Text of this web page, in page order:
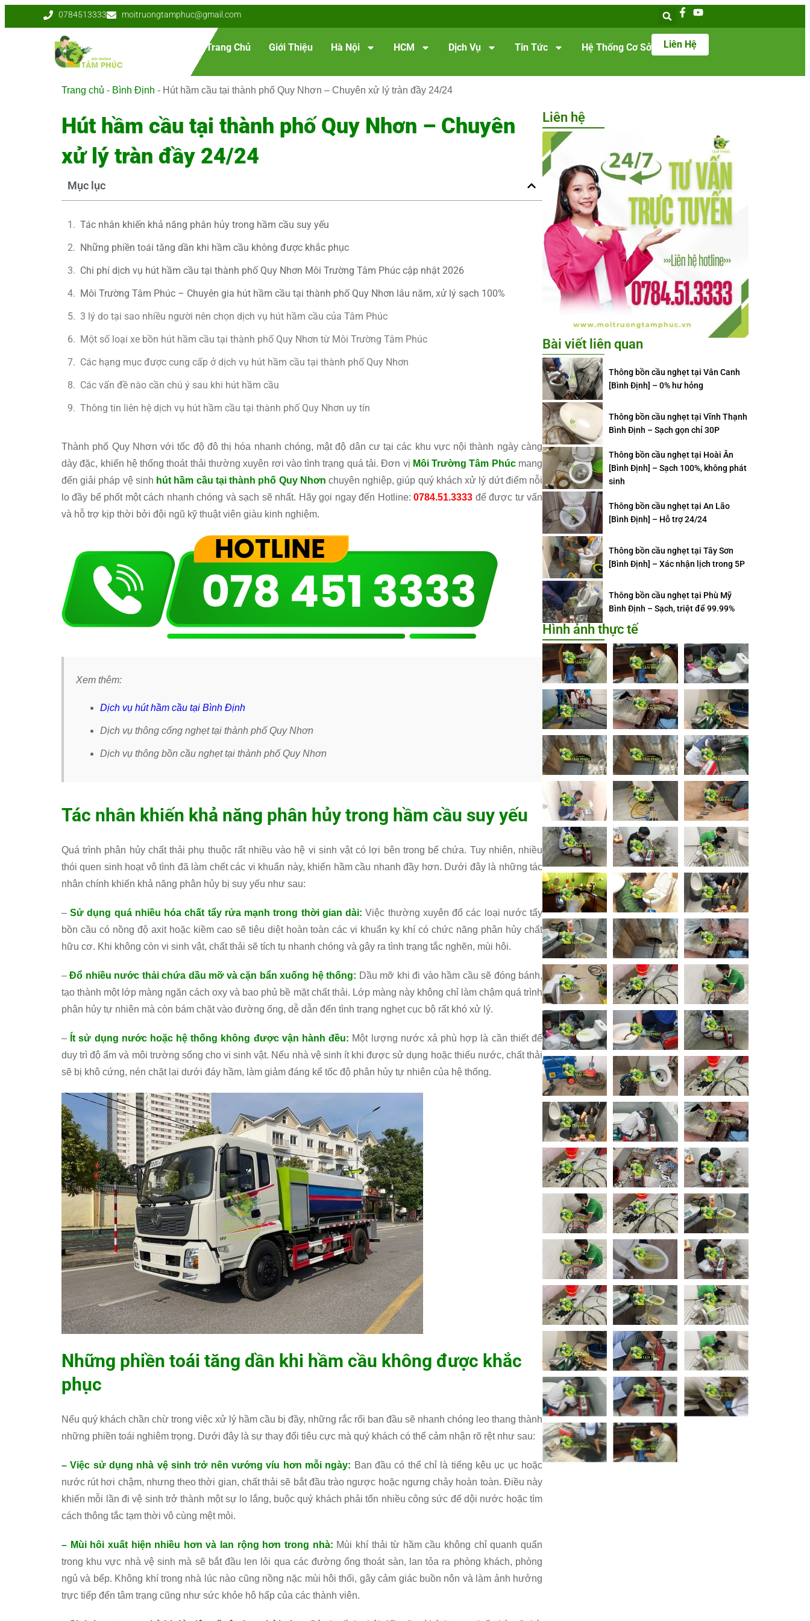
0784513333 moitruongtamphuc@gmail.com
Trang Chủ Giới Thiệu Hà Nội HCM Dịch Vụ Tin Tức Hệ Thống Cơ Sở Liên Hệ
Trang chủ - Bình Định - Hút hầm cầu tại thành phố Quy Nhơn – Chuyên xử lý tràn đầy 24/24
Hút hầm cầu tại thành phố Quy Nhơn – Chuyên
xử lý tràn đầy 24/24
Mục lục
Tác nhân khiến khả năng phân hủy trong hầm cầu suy yếu
Những phiền toái tăng dần khi hầm cầu không được khắc phục
Chi phí dịch vụ hút hầm cầu tại thành phố Quy Nhơn Môi Trường Tâm Phúc cập nhật 2026
Môi Trường Tâm Phúc – Chuyên gia hút hầm cầu tại thành phố Quy Nhơn lâu năm, xử lý sạch 100%
3 lý do tại sao nhiều người nên chọn dịch vụ hút hầm cầu của Tâm Phúc
Một số loại xe bồn hút hầm cầu tại thành phố Quy Nhơn từ Môi Trường Tâm Phúc
Các hạng mục được cung cấp ở dịch vụ hút hầm cầu tại thành phố Quy Nhơn
Các vấn đề nào cần chú ý sau khi hút hầm cầu
Thông tin liên hệ dịch vụ hút hầm cầu tại thành phố Quy Nhơn uy tín
Thành phố Quy Nhơn với tốc độ đô thị hóa nhanh chóng, mật độ dân cư tại các khu vực nội thành ngày càng
dày đặc, khiến hệ thống thoát thải thường xuyên rơi vào tình trạng quá tải. Đơn vị Môi Trường Tâm Phúcmang
đến giải pháp vệ sinh hút hầm cầu tại thành phố Quy Nhơn chuyên nghiệp, giúp quý khách xử lý dứt điểm nỗi
lo đầy bể phốt một cách nhanh chóng và sạch sẽ nhất. Hãy gọi ngay đến Hotline:0784.51.3333 để được tư vấn
và hỗ trợ kịp thời bởi đội ngũ kỹ thuật viên giàu kinh nghiệm.
Xem thêm:
Dịch vụ hút hầm cầu tại Bình Định
Dịch vụ thông cống nghẹt tại thành phố Quy Nhơn
Dịch vụ thông bồn cầu nghẹt tại thành phố Quy Nhơn
Tác nhân khiến khả năng phân hủy trong hầm cầu suy yếu
Quá trình phân hủy chất thải phụ thuộc rất nhiều vào hệ vi sinh vật có lợi bên trong bể chứa. Tuy nhiên, nhiều
thói quen sinh hoạt vô tình đã làm chết các vi khuẩn này, khiến hầm cầu nhanh đầy hơn. Dưới đây là những tác
nhân chính khiến khả năng phân hủy bị suy yếu như sau:
–Sử dụng quá nhiều hóa chất tẩy rửa mạnh trong thời gian dài: Việc thường xuyên đổ các loại nước tẩy
bồn cầu có nồng độ axit hoặc kiềm cao sẽ tiêu diệt hoàn toàn các vi khuẩn kỵ khí có chức năng phân hủy chất
hữu cơ. Khi không còn vi sinh vật, chất thải sẽ tích tụ nhanh chóng và gây ra tình trạng tắc nghẽn, mùi hôi.
–Đổ nhiều nước thải chứa dầu mỡ và cặn bẩn xuống hệ thống: Dầu mỡ khi đi vào hầm cầu sẽ đóng bánh,
tạo thành một lớp màng ngăn cách oxy và bao phủ bề mặt chất thải. Lớp màng này không chỉ làm chậm quá trình
phân hủy tự nhiên mà còn bám chặt vào đường ống, dễ dẫn đến tình trạng nghẹt cục bộ rất khó xử lý.
– Ít sử dụng nước hoặc hệ thống không được vận hành đều: Một lượng nước xả phù hợp là cần thiết để
duy trì độ ẩm và môi trường sống cho vi sinh vật. Nếu nhà vệ sinh ít khi được sử dụng hoặc thiếu nước, chất thải
sẽ bị khô cứng, nén chặt lại dưới đáy hầm, làm giảm đáng kể tốc độ phân hủy tự nhiên của hệ thống.
Những phiền toái tăng dần khi hầm cầu không được khắc
phục
Nếu quý khách chần chừ trong việc xử lý hầm cầu bị đầy, những rắc rối ban đầu sẽ nhanh chóng leo thang thành
những phiền toái nghiêm trọng. Dưới đây là sự thay đổi tiêu cực mà quý khách có thể cảm nhận rõ rệt như sau:
– Việc sử dụng nhà vệ sinh trở nên vướng víu hơn mỗi ngày: Ban đầu có thể chỉ là tiếng kêu ục ục hoặc
nước rút hơi chậm, nhưng theo thời gian, chất thải sẽ bắt đầu trào ngược hoặc ngưng chảy hoàn toàn. Điều này
khiến mỗi lần đi vệ sinh trở thành một sự lo lắng, buộc quý khách phải tốn nhiều công sức để dội nước hoặc tìm
cách thông tắc tạm thời vô cùng mệt mỏi.
– Mùi hôi xuất hiện nhiều hơn và lan rộng hơn trong nhà: Mùi khí thải từ hầm cầu không chỉ quanh quẩn
trong khu vực nhà vệ sinh mà sẽ bắt đầu len lỏi qua các đường ống thoát sàn, lan tỏa ra phòng khách, phòng
ngủ và bếp. Không khí trong nhà lúc nào cũng nồng nặc mùi hôi thối, gây cảm giác buồn nôn và làm ảnh hưởng
trực tiếp đến tâm trạng cũng như sức khỏe hô hấp của các thành viên.
Liên hệ
Bài viết liên quan
Thông bồn cầu nghẹt tại Vân Canh
[Bình Định] – 0% hư hỏng
Thông bồn cầu nghẹt tại Vĩnh Thạnh
Bình Định – Sạch gọn chỉ 30P
Thông bồn cầu nghẹt tại Hoài Ân
[Bình Định] – Sạch 100%, không phát
sinh
Thông bồn cầu nghẹt tại An Lão
[Bình Định] – Hỗ trợ 24/24
Thông bồn cầu nghẹt tại Tây Sơn
[Bình Định] – Xác nhận lịch trong 5P
Thông bồn cầu nghẹt tại Phù Mỹ
Bình Định – Sạch, triệt để 99.99%
Hình ảnh thực tế